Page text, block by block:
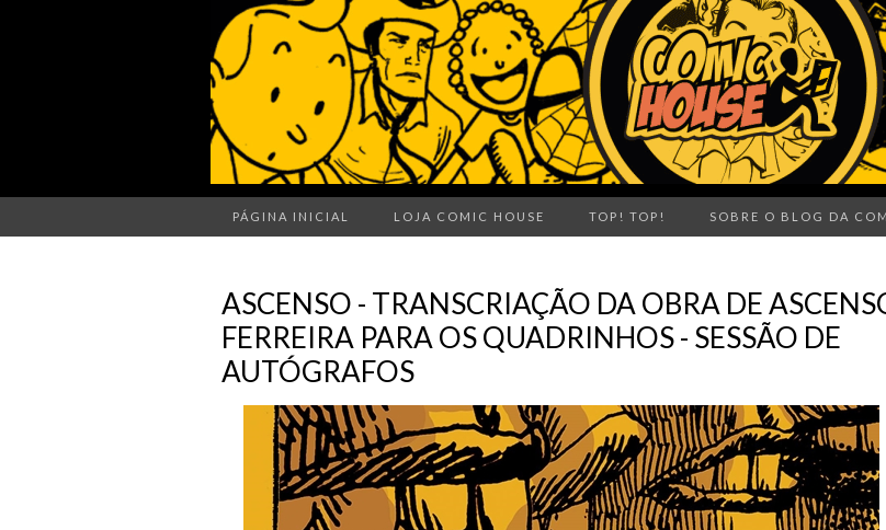
PÁGINA INICIAL LOJA COMIC HOUSE TOP! TOP! SOBRE O BLOG DA
ASCENSO - TRANSCRIAÇÃO DA OBRA DE
FERREIRA PARA OS QUADRINHOS - SESSÃO DE
AUTÓGRAFOS